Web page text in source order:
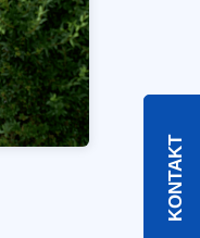
KONTAKT